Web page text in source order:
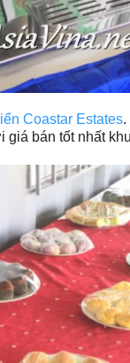
Coastar Estates
giá bán tốt nhất